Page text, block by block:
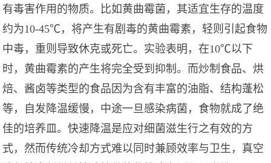
有毒害作用的物质。比如黄曲霉菌，其适宜生存的温度
约为10-45℃，将产生有剧毒的黄曲霉素，轻则引起食物
中毒，重则导致休克或死亡。实验表明，在10℃以下
时，黄曲霉素的产生将完全受到抑制。而炒制食品、烘
焙、酱卤等类型的食品因为含有丰富的油脂、结构蓬松
等，自发降温缓慢，中途一旦感染病菌，食物就成了绝
佳的培养皿。快速降温是应对细菌滋生行之有效的方
式，然而传统冷却方式难以同时兼顾效率与卫生，真空